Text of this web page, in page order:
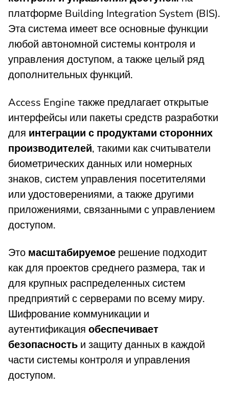
платформе Building Integration System (BIS).
Эта система имеет все основные функции
любой автономной системы контроля и
управления доступом, а также целый ряд
дополнительных функций.
Access Engine также предлагает открытые
интерфейсы или пакеты средств разработки
для интеграции с продуктами сторонних
производителей, такими как считыватели
биометрических данных или номерных
знаков, систем управления посетителями
или удостоверениями, а также другими
приложениями, связанными с управлением
доступом.
Это масштабируемое решение подходит
как для проектов среднего размера, так и
для крупных распределенных систем
предприятий с серверами по всему миру.
Шифрование коммуникации и
аутентификация обеспечивает
безопасность и защиту данных в каждой
части системы контроля и управления
доступом.